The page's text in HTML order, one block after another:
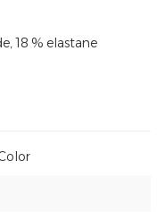
18 % elastane